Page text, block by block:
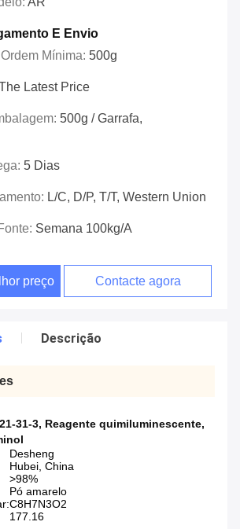
E Envio
Mínima: 500g
Latest Price
500g / Garrafa,
5 Dias
L/C, D/P, T/T, Western Union
Semana 100kg/A
preço Contacte agora
Descrição
31-3, Reagente quimiluminescente,
Desheng
Hubei, China
>98%
Pó amarelo
C8H7N3O2
177.16